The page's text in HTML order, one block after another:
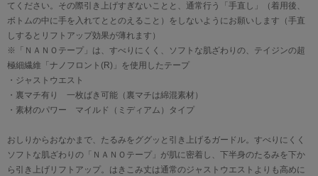
てください。その際引き上げすぎないことと、通常行う「手直し」（着用後、
ボトムの中に手を入れてととのえること）をしないようにお願いします（手直
しするとリフトアップ効果が薄れます）
※「ＮＡＮＯテープ」は、すべりにくく、ソフトな肌ざわりの、テイジンの超
極細繊維「ナノフロント(R)」を使用したテープ
・ジャストウエスト
・裏マチ有り 一枚ばき可能（裏マチは綿混素材）
・素材のパワー マイルド（ミディアム）タイプ
おしりからおなかまで、たるみをググッと引き上げるガードル。すべりにくく
ソフトな肌ざわりの「ＮＡＮＯテープ」が肌に密着し、下半身のたるみを下か
ら引き上げリフトアップ。はきこみ丈は通常のジャストウエストよりも高めに